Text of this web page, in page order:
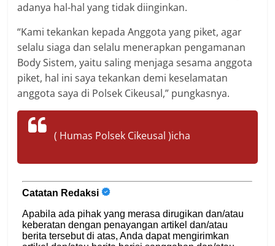
adanya hal-hal yang tidak diinginkan.
“Kami tekankan kepada Anggota yang piket, agar
selalu siaga dan selalu menerapkan pengamanan
Body Sistem, yaitu saling menjaga sesama anggota
piket, hal ini saya tekankan demi keselamatan
anggota saya di Polsek Cikeusal,” pungkasnya.
( Humas Polsek Cikeusal )icha